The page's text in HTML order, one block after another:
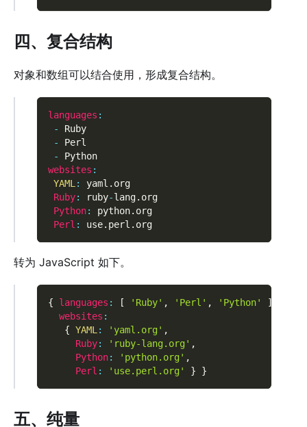
四、复合结构
对象和数组可以结合使用，形成复合结构。
languages :
-
Ruby
-
Perl
-
Python
websites :
YAML : yaml . org
Ruby: ruby-lang. org
Python: python. org
Perl : use. perl . org
转为 JavaScript 如下。
{ languages : [ 'Ruby' , 'Perl' , 'Python' ]
websites :
{ YAML : 'yaml.org' ,
Ruby: 'ruby-lang.org' ,
Python: 'python.org' ,
Perl : 'use.perl.org' } }
五、纯量